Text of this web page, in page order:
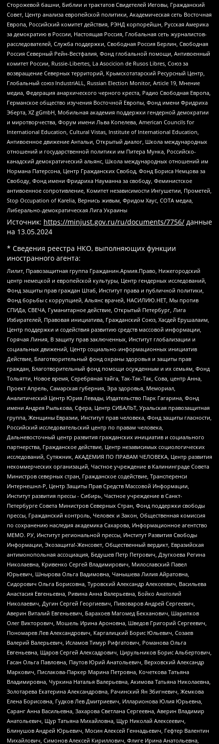
Сторожевой башни, Библии и трактатов Свидетелей Иеговы, Гражданский
Совет, Центр анализа европейской политики, Академическая сеть Восточная
Европа, Российский комитет действия, РЭНД корпорейшн, Русская Америка
за демократию в России, Настоящая Россия, Глобальная сеть журналистов-
расследователей, Служба поддержки, Свободная Россия Берлин, Свободная
Россия Северный Рейн-Вестфалия, Фонд глобальной помощи, Антивоенный
комитет России, Russie-Libertes, La Asocicion de Rusos Libres, Союз за
возвращение Северных территорий, Крымскотатарский Ресурсный Центр,
Глобальный союз IndustriALL, Russian Election Monitor, Article 19, Мнение
медиа, Федерация анархического черного креста, Радио Свободная Европа,
Германское общество изучения Восточной Европы, Фонд имени Фридриха
Эберта, XZ gGmbH, Мобильная академия поддержки гендерной демократии
и миротворчества, Форум имени Льва Копелева, American Councils for
International Education, Cultural Vistas, Institute of International Education,
Антивоенное движение Антальи, Открытый диалог, Школа международных
отношений и государственной политики им Питера Мунка, Российско-
канадский демократический альянс, Школа международных отношений им
Нормана Патерсона, Центр Гражданских Свобод, Фонд Бориса Немцова за
Свободу, Фонд имени Фридриха Науманна за свободу, Феминистское
антивоенное сопротивление, Комитет независимости Ингушетии, Прометей,
Stop Occupation of Karelia, Вернись живым, Фридом Хаус, СОТА медиа,
Либерально-демократическая Лига Украины
Источник: https://minjust.gov.ru/ru/documents/7756/ данные
на 13.05.2024
* Сведения реестра НКО, выполняющих функции
иностранного агента:
Лилит, Правозащитная группа Гражданин.Армия.Право, Нижегородский
центр немецкой и европейской культуры, Центр гендерных исследований,
Фонд защиты прав граждан Штаб, Институт права и публичной политики,
Фонд борьбы с коррупцией, Альянс врачей, НАСИЛИЮ.НЕТ, Мы против
СПИДа, СВЕЧА, Гуманитарное действие, Открытый Петербург, Лига
Избирателей, Правовая инициатива, Гражданский Союз, Хасдей Ерушалаим,
Центр поддержки и содействия развитию средств массовой информации,
Горячая Линия, В защиту прав заключенных, Институт глобализации и
социальных движений, Центр социально-информационных инициатив
Действие, Благотворительный фонд охраны здоровья и защиты прав
граждан, Благотворительный фонд помощи осужденным и их семьям, Фонд
Тольятти, Новое время, Серебряная тайга, Так-Так-Так, Сова, центр Анна,
Проект Апрель, Самарская губерния, Эра здоровья, Мемориал,
Аналитический Центр Юрия Левады, Издательство Парк Гагарина, Фонд
имени Андрея Рылькова, Сфера, Центр СИБАЛЬТ, Уральская правозащитная
группа, Женщины Евразии, Институт прав человека, Фонд защиты гласности,
Российский исследовательский центр по правам человека,
Дальневосточный центр развития гражданских инициатив и социального
партнерства, Гражданское действие, Центр независимых социологических
исследований, Сутяжник, АКАДЕМИЯ ПО ПРАВАМ ЧЕЛОВЕКА, Центр развития
некоммерческих организаций, Частное учреждение в Калининграде Совета
Министров северных стран, Гражданское содействие, Трансперенси
Интернешнл-Р, Центр Защиты Прав Средств Массовой Информации,
Институт развития прессы - Сибирь, Частное учреждение в Санкт-
Петербурге Совета Министров Северных Стран, Фонд поддержки свободы
прессы, Гражданский контроль, Человек и Закон, Общественная комиссия
по сохранению наследия академика Сахарова, Информационное агентство
МЕМО. РУ, Институт региональной прессы, Институт Развития Свободы
Информации, Экозащита!-Женсовет, Общественный вердикт, Евразийская
антимонопольная ассоциация, Бедушев Петр Петрович, Дзугкоева Регина
Николаевна, Кривенко Сергей Владимирович, Милославский Павел
Юрьевич, Шнырова Ольга Вадимовна, Чанышева Лилия Айратовна,
Сидорович Ольга Борисовна, Туровский Александр Алексеевич, Васильева
Анастасия Евгеньевна, Ривина Анна Валерьевна, Бойко Анатолий
Николаевич, Дугин Сергей Георгиевич, Пивоваров Андрей Сергеевич,
Аверин Виталий Евгеньевич, Барахоев Магомед Бекханович, Шарипков
Олег Викторович, Мошель Ирина Ароновна, Шведов Григорий Сергеевич,
Пономарев Лев Александрович, Каргалицкий Борис Юльевич, Созаев
Валерий Валерьевич, Исламов Тимур Рифгатович, Романова Ольга
Евгеньевна, Щаров Сергей Алексадрович, Цирульников Борис Альбертович,
Гасан Ольга Павловна, Паутов Юрий Анатольевич, Верховский Александр
Маркович, Пислакова-Паркер Марина Петровна, Кочеткова Татьяна
Владимировна, Чуркина Наталья Валерьевна, Акимова Татьяна Николаевна,
Золотарева Екатерина Александровна, Рачинский Ян Збигневич, Жемкова
Елена Борисовна, Гудков Лев Дмитриевич, Илларионова Юлия Юрьевна,
Саранг Анна Васильевна, Захарова Светлана Сергеевна, Аверин Владимир
Анатольевич, Щур Татьяна Михайловна, Щур Николай Алексеевич,
Блинушов Андрей Юрьевич, Мосин Алексей Геннадьевич, Гефтер Валентин
Михайлович, Симонов Алексей Кириллович, Флиге Ирина Анатольевна,